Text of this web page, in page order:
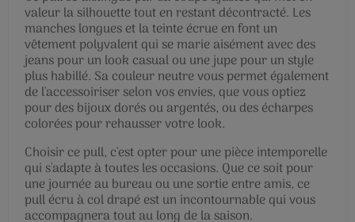
valeur la silhouette tout en restant décontracté. Les
manches longues et la teinte écrue en font un
vêtement polyvalent qui se marie aisément avec des
jeans pour un look casual ou une jupe pour un style
plus habillé. Sa couleur neutre vous permet également
de l'accessoiriser selon vos envies, que vous optiez
pour des bijoux dorés ou argentés, ou des écharpes
colorées pour rehausser votre look.
Choisir ce pull, c'est opter pour une pièce intemporelle
qui s'adapte à toutes les occasions. Que ce soit pour
une journée au bureau ou une sortie entre amis, ce
pull écru à col drapé est un incontournable qui vous
accompagnera tout au long de la saison.